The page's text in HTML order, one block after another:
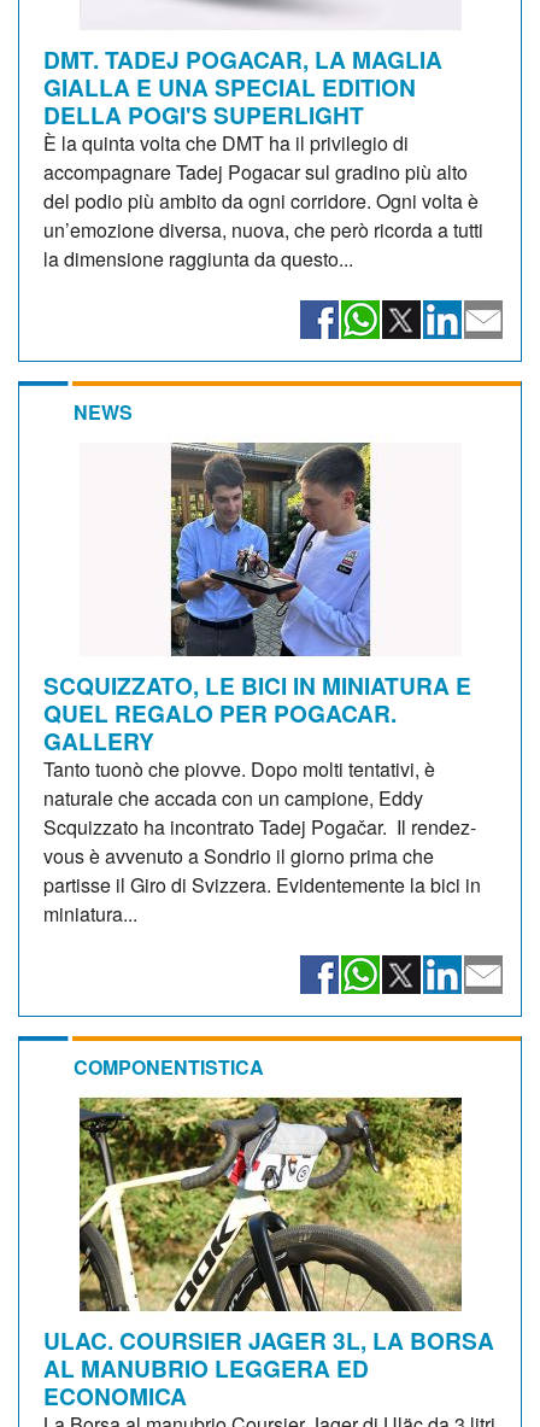
DMT. TADEJ POGACAR, LA MAGLIA
GIALLA E UNA SPECIAL EDITION
DELLA POGI'S SUPERLIGHT
È la quinta volta che DMT ha il privilegio di
accompagnare Tadej Pogacar sul gradino più alto
del podio più ambito da ogni corridore. Ogni volta è
un’emozione diversa, nuova, che però ricorda a tutti
la dimensione raggiunta da questo...
NEWS
SCQUIZZATO, LE BICI IN MINIATURA E
QUEL REGALO PER POGACAR.
GALLERY
Tanto tuonò che piovve. Dopo molti tentativi, è
naturale che accada con un campione, Eddy
Scquizzato ha incontrato Tadej Pogačar. Il rendez-
vous è avvenuto a Sondrio il giorno prima che
partisse il Giro di Svizzera. Evidentemente la bici in
miniatura...
COMPONENTISTICA
ULAC. COURSIER JAGER 3L, LA BORSA
AL MANUBRIO LEGGERA ED
ECONOMICA